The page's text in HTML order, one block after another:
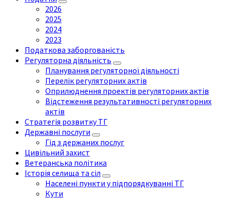
2026
2025
2024
2023
Податкова заборгованість
Регуляторна діяльність
Планування регуляторної діяльності
Перелік регуляторних актів
Оприлюднення проектів регуляторних актів
Відстеження результативності регуляторних
актів
Стратегія розвитку ТГ
Державні послуги
Гід з держаних послуг
Цивільний захист
Ветеранська політика
Історія селища та сіл
Населені пункти у підпорядкуванні ТГ
Кути